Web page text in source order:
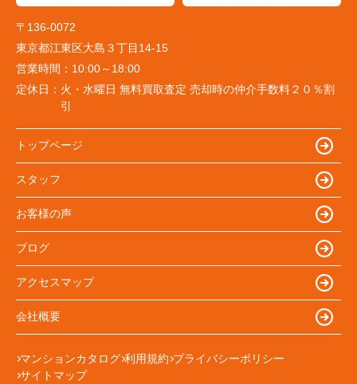
〒136-0072
東京都江東区大島３丁目14-15
営業時間： 10:00～18:00
定休日： 火・水曜日 無料買取査定 売却時の仲介手数料２０％割
引
トップページ
スタッフ
お客様の声
ブログ
アクセスマップ
会社概要
マンションカタログ 利用規約 プライバシーポリシー
サイトマップ